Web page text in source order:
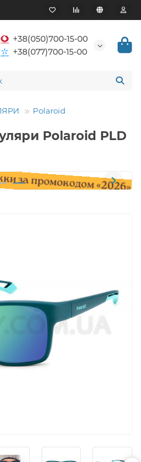
+38(050)700-15-00
+38(077)700-15-00
Polaroid
Polaroid PLD